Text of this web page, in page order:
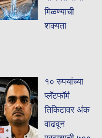
मिळण्याची
शक्यता
१० रुपयांच्या
प्लॅटफॉर्म
तिकिटावर अंक
वाढवून